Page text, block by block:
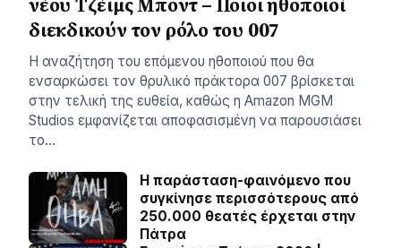
διεκδικούν τον ρόλο του 007
Η αναζήτηση του επόμενου ηθοποιού που θα
ενσαρκώσει τον θρυλικό πράκτορα 007 βρίσκεται
στην τελική της ευθεία, καθώς η Amazon MGM
Studios εμφανίζεται αποφασισμένη να παρουσιάσει
το…
Η παράσταση-φαινόμενο που
συγκίνησε περισσότερους από
250.000 θεατές έρχεται στην
Πάτρα